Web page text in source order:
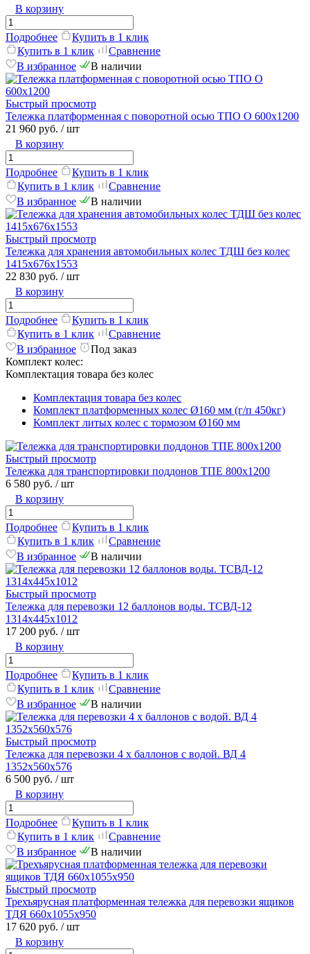
В корзину
Подробнее
Купить в 1 клик
Купить в 1 клик
Сравнение
В избранное
В наличии
Быстрый просмотр
Тележка платформенная с поворотной осью ТПО О 600х1200
21 960 руб. / шт
В корзину
Подробнее
Купить в 1 клик
Купить в 1 клик
Сравнение
В избранное
В наличии
Быстрый просмотр
Тележка для хранения автомобильных колес ТДШ без колес
1415х676х1553
22 830 руб. / шт
В корзину
Подробнее
Купить в 1 клик
Купить в 1 клик
Сравнение
В избранное
Под заказ
Комплект колес:
Комплектация товара без колес
Комплектация товара без колес
Комплект платформенных колес Ø160 мм (г/п 450кг)
Комплект литых колес с тормозом Ø160 мм
Быстрый просмотр
Тележка для транспортировки поддонов ТПЕ 800х1200
6 580 руб. / шт
В корзину
Подробнее
Купить в 1 клик
Купить в 1 клик
Сравнение
В избранное
В наличии
Быстрый просмотр
Тележка для перевозки 12 баллонов воды. ТСВД-12
1314х445х1012
17 200 руб. / шт
В корзину
Подробнее
Купить в 1 клик
Купить в 1 клик
Сравнение
В избранное
В наличии
Быстрый просмотр
Тележка для перевозки 4 х баллонов с водой. ВД 4
1352х560х576
6 500 руб. / шт
В корзину
Подробнее
Купить в 1 клик
Купить в 1 клик
Сравнение
В избранное
В наличии
Быстрый просмотр
Трехъярусная платформенная тележка для перевозки ящиков
ТДЯ 660х1055х950
17 620 руб. / шт
В корзину